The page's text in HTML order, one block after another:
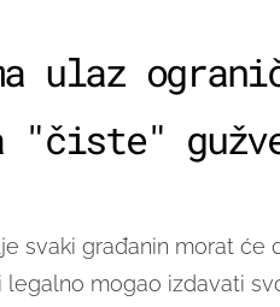
ulaz
"čiste"
svaki građanin morat će
legalno mogao izdavati